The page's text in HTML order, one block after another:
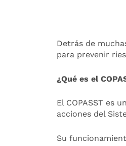
Detrás de
para prevenir
¿Qué es el
El COPASST es
acciones del
Su